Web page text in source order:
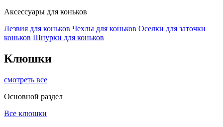
Аксессуары для коньков
Лезвия для коньков Чехлы для коньков Оселки для заточки
коньков Шнурки для коньков
Клюшки
смотреть все
Основной раздел
Все клюшки